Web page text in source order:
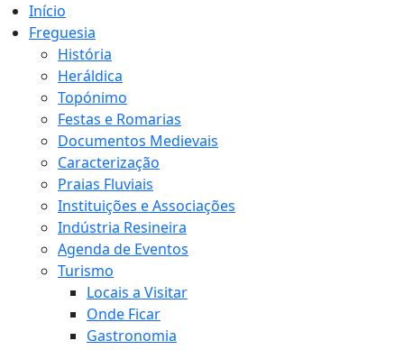
Início
Freguesia
História
Heráldica
Topónimo
Festas e Romarias
Documentos Medievais
Caracterização
Praias Fluviais
Instituições e Associações
Indústria Resineira
Agenda de Eventos
Turismo
Locais a Visitar
Onde Ficar
Gastronomia